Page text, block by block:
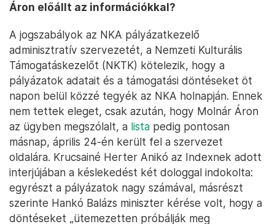
Áron előállt az információkkal?
A jogszabályok az NKA pályázatkezelő
adminisztratív szervezetét, a Nemzeti Kulturális
Támogatáskezelőt (NKTK) kötelezik, hogy a
pályázatok adatait és a támogatási döntéseket öt
napon belül közzé tegyék az NKA holnapján. Ennek
nem tettek eleget, csak azután, hogy Molnár Áron
az ügyben megszólalt, a lista pedig pontosan
másnap, április 24-én került fel a szervezet
oldalára. Krucsainé Herter Anikó az Indexnek adott
interjújában a késlekedést két dologgal indokolta:
egyrészt a pályázatok nagy számával, másrészt
szerinte Hankó Balázs miniszter kérése volt, hogy a
döntéseket „ütemezetten próbálják meg